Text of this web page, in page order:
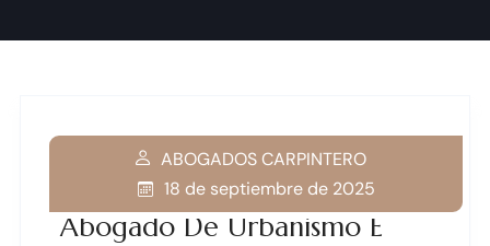
Abogado De Urbanismo E
ABOGADOS CARPINTERO
18 de septiembre de 2025